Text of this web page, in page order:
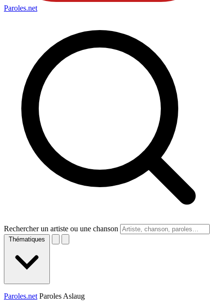
Paroles.net
Rechercher un artiste ou une chanson
Thématiques
Paroles.net Paroles Aslaug